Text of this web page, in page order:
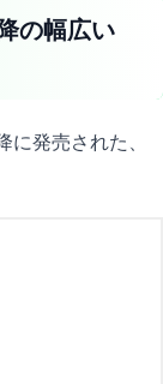
の幅広い
発売された、